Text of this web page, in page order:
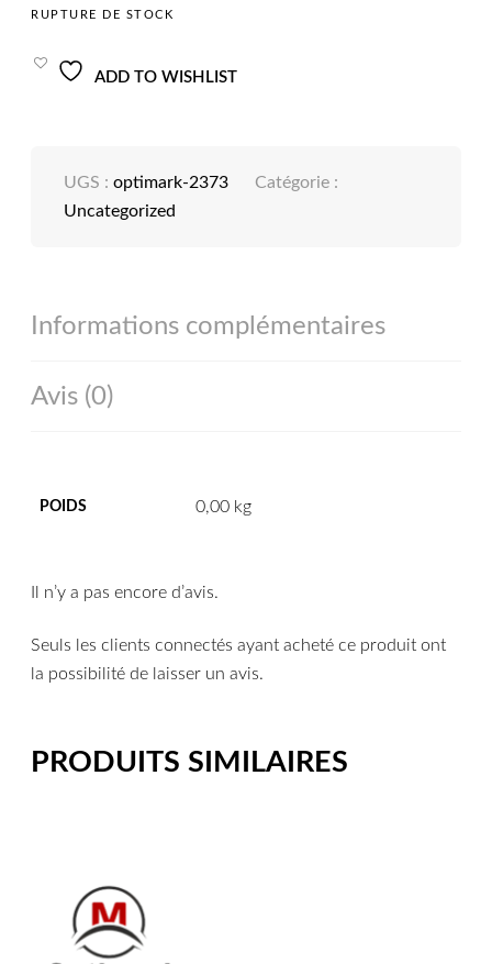
RUPTURE DE STOCK
ADD TO WISHLIST
UGS :optimark-2373
Catégorie :
Uncategorized
Informations complémentaires
Avis (0)
POIDS 0,00 kg
Il n’y a pas encore d’avis.
Seuls les clients connectés ayant acheté ce produit ont
la possibilité de laisser un avis.
PRODUITS SIMILAIRES